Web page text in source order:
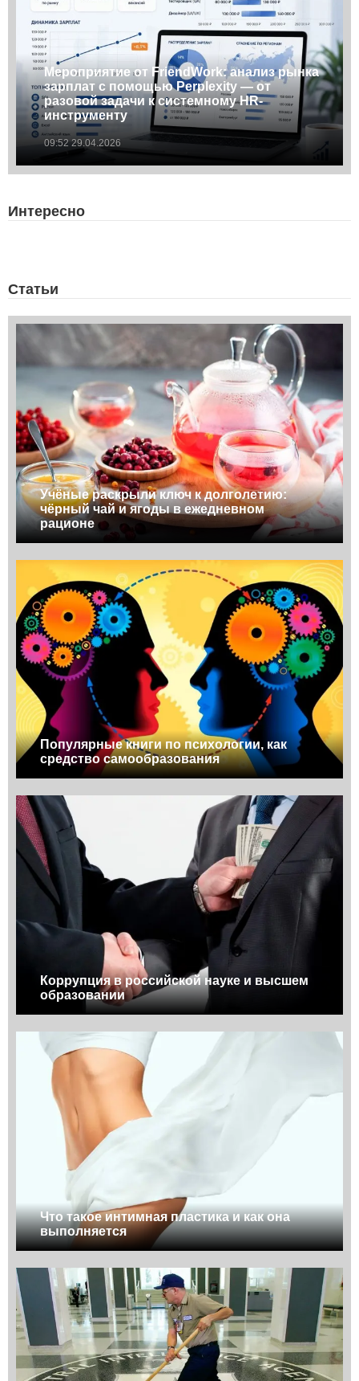
Мероприятие от FriendWork: анализ рынка
зарплат с помощью Perplexity — от
разовой задачи к системному HR-
инструменту
09:52 29.04.2026
Интересно
Статьи
Учёные раскрыли ключ к долголетию:
чёрный чай и ягоды в ежедневном
рационе
Популярные книги по психологии, как
средство самообразования
Коррупция в российской науке и высшем
образовании
Что такое интимная пластика и как она
выполняется